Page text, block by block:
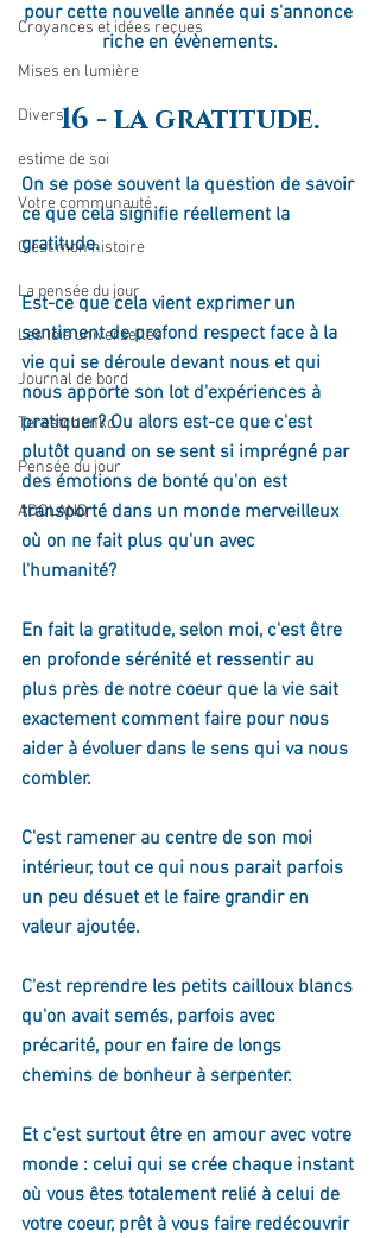
Croyances et idées reçues
Mises en lumière
Divers
estime de soi
Votre communauté
C'est mon histoire
La pensée du jour
Les lois universelles
Journal de bord
Terestchenko
Pensée du jour
ADOLAND
pour cette nouvelle année qui s'annonce
riche en évènements.
16 - la gratitude.
On se pose souvent la question de savoir
ce que cela signifie réellement la
gratitude.
Est-ce que cela vient exprimer un
sentiment de profond respect face à la
vie qui se déroule devant nous et qui
nous apporte son lot d'expériences à
pratiquer? Ou alors est-ce que c'est
plutôt quand on se sent si imprégné par
des émotions de bonté qu'on est
transporté dans un monde merveilleux
où on ne fait plus qu'un avec
l'humanité?
En fait la gratitude, selon moi, c'est être
en profonde sérénité et ressentir au
plus près de notre coeur que la vie sait
exactement comment faire pour nous
aider à évoluer dans le sens qui va nous
combler.
C'est ramener au centre de son moi
intérieur, tout ce qui nous parait parfois
un peu désuet et le faire grandir en
valeur ajoutée.
C'est reprendre les petits cailloux blancs
qu'on avait semés, parfois avec
précarité, pour en faire de longs
chemins de bonheur à serpenter.
Et c'est surtout être en amour avec votre
monde : celui qui se crée chaque instant
où vous êtes totalement relié à celui de
votre coeur, prêt à vous faire redécouvrir